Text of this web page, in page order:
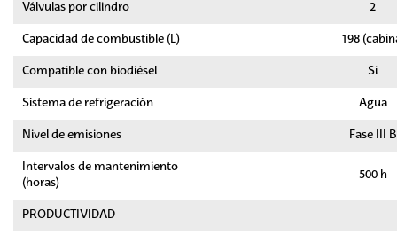
Válvulas por cilindro 2
Capacidad de combustible (L) 198
Compatible con biodiésel Si
Sistema de refrigeración Agua
Nivel de emisiones Fase III B
Intervalos de mantenimiento
(horas)
500 h
PRODUCTIVIDAD